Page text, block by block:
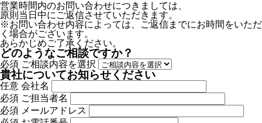
営業時間内のお問い合わせにつきましては、
原則当日中にご返信させていただきます。
※お問い合わせ内容によっては、ご返信までにお時間をいただ
く場合がございます。
あらかじめご了承ください。
どのようなご相談ですか？
必須 ご相談内容を選択
貴社についてお知らせください
任意 会社名
必須 ご担当者名
必須 メールアドレス